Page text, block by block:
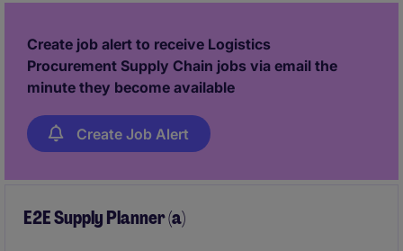
Create job alert to receive Logistics
Procurement Supply Chain jobs via email the
minute they become available
Create Job Alert
E2E Supply Planner (a)